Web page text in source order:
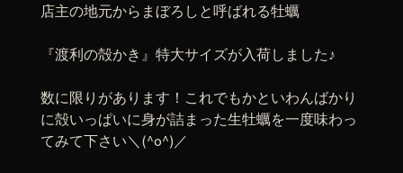
店主の地元からまぼろしと呼ばれる牡蠣
『渡利の殻かき』特大サイズが入荷しました♪
数に限りがあります！これでもかといわんばかり
に殻いっぱいに身が詰まった生牡蠣を一度味わっ
てみて下さい＼(^o^)／